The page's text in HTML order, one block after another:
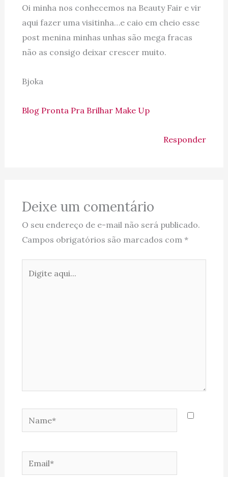
Oi minha nos conhecemos na Beauty Fair e vir
aqui fazer uma visitinha…e caio em cheio esse
post menina minhas unhas são mega fracas
não as consigo deixar crescer muito.
Bjoka
Blog Pronta Pra Brilhar Make Up
Responder
Deixe um comentário
O seu endereço de e-mail não será publicado.
Campos obrigatórios são marcados com *
aqui...